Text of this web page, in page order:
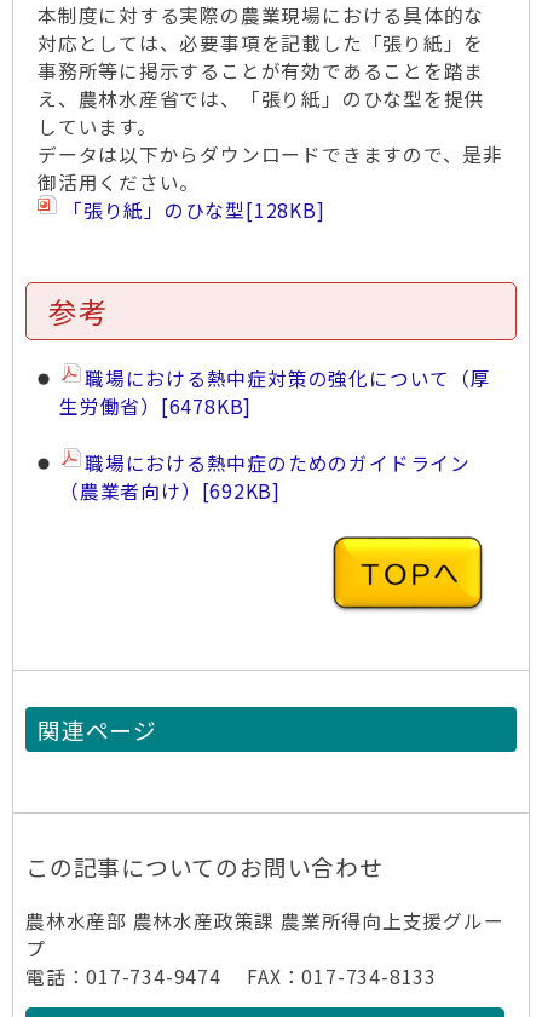
本制度に対する実際の農業現場における具体的な
対応としては、必要事項を記載した「張り紙」を
事務所等に掲示することが有効であることを踏ま
え、農林水産省では、「張り紙」のひな型を提供
しています。
データは以下からダウンロードできますので、是非
御活用ください。
「張り紙」のひな型[128KB]
参考
職場における熱中症対策の強化について（厚
生労働省） [6478KB]
職場における熱中症のためのガイドライン
（農業者向け） [692KB]
関連ページ
この記事についてのお問い合わせ
農林水産部 農林水産政策課 農業所得向上支援グルー
プ
電話：017-734-9474 FAX：017-734-8133